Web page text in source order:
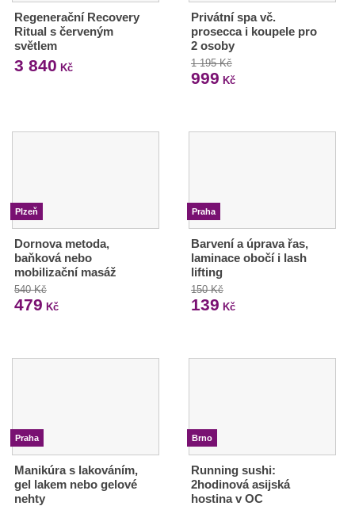
Regenerační Recovery
Ritual s červeným
světlem
3 840 Kč
Privátní spa vč.
prosecca i koupele pro
2 osoby
1 195 Kč
999 Kč
Plzeň
Dornova metoda,
baňková nebo
mobilizační masáž
540 Kč
479 Kč
Praha
Barvení a úprava řas,
laminace obočí i lash
lifting
150 Kč
139 Kč
Praha
Manikúra s lakováním,
gel lakem nebo gelové
nehty
Brno
Running sushi:
2hodinová asijská
hostina v OC